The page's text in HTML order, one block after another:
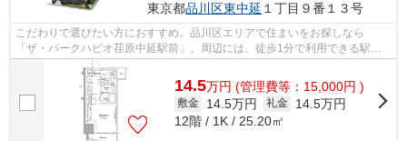
東京都品川区東中延 １丁目９番１３号
こだわりで選びたい方におすすめ。品川区エリアで住まいをお探しなら
「ザ・パークハビオ荏原中延駅前」。周辺には、徒歩1分で利用できる駅が
あります。防犯対策もバッチリなマンション...
14.5万円 (管理費等：15,000円 )
敷金 14.5万円 礼金
14.5万円
12階 / 1K / 25.20㎡